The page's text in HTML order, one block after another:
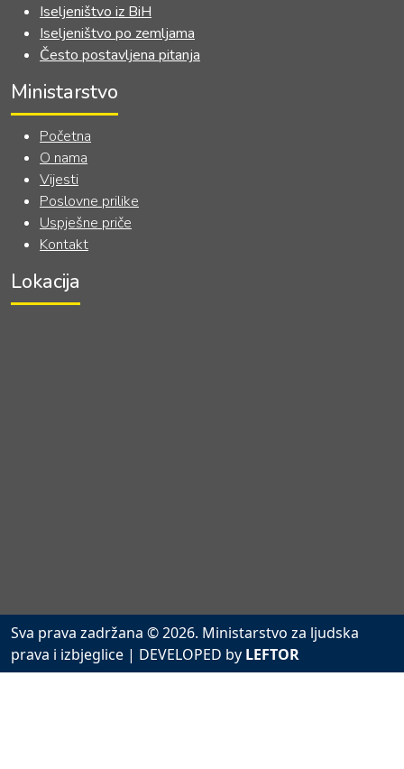
Iseljeništvo iz BiH
Iseljeništvo po zemljama
Često postavljena pitanja
Ministarstvo
Početna
O nama
Vijesti
Poslovne prilike
Uspješne priče
Kontakt
Lokacija
Sva prava zadržana © 2026. Ministarstvo za ljudska
prava i izbjeglice | DEVELOPED by LEFTOR